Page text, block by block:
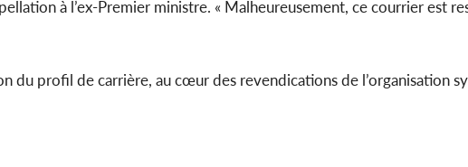
à l’ex-Premier ministre. « Malheureusement, ce courrier est
du profil de carrière, au cœur des revendications de l’organisation